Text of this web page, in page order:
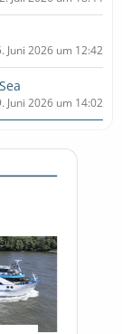
Juni 2026 um 12:42
Juni 2026 um 14:02